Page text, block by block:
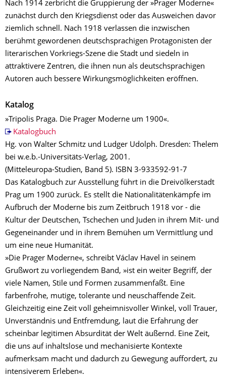
Nach 1914 zerbricht die Gruppierung der »Prager Moderne«
zunächst durch den Kriegsdienst oder das Ausweichen davor
ziemlich schnell. Nach 1918 verlassen die inzwischen
berühmt gewordenen deutschsprachigen Protagonisten der
literarischen Vorkriegs-Szene die Stadt und siedeln in
attraktivere Zentren, die ihnen nun als deutschsprachigen
Autoren auch bessere Wirkungsmöglichkeiten eröffnen.
Katalog
»Tripolis Praga. Die Prager Moderne um 1900«.
Katalogbuch
Hg. von Walter Schmitz und Ludger Udolph. Dresden: Thelem
bei w.e.b.-Universitäts-Verlag, 2001.
(Mitteleuropa-Studien, Band 5). ISBN 3-933592-91-7
Das Katalogbuch zur Ausstellung führt in die Dreivölkerstadt
Prag um 1900 zurück. Es stellt die Nationalitätenkämpfe im
Aufbruch der Moderne bis zum Zeitbruch 1918 vor - die
Kultur der Deutschen, Tschechen und Juden in ihrem Mit- und
Gegeneinander und in ihrem Bemühen um Vermittlung und
um eine neue Humanität.
»Die Prager Moderne«, schreibt Václav Havel in seinem
Grußwort zu vorliegendem Band, »ist ein weiter Begriff, der
viele Namen, Stile und Formen zusammenfaßt. Eine
farbenfrohe, mutige, tolerante und neuschaffende Zeit.
Gleichzeitig eine Zeit voll geheimnisvoller Winkel, voll Trauer,
Unverständnis und Entfremdung, laut die Erfahrung der
scheinbar legitimen Absurdität der Welt äußernd. Eine Zeit,
die uns auf inhaltslose und mechanisierte Kontexte
aufmerksam macht und dadurch zu Gewegung auffordert, zu
intensiverem Erleben«.